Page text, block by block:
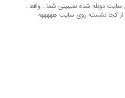
دوبله شده نمیبینی شما . واقعا .
کجا نشسته روی سایت هههههه